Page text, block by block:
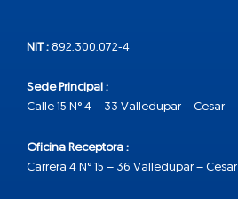
NIT : 892.300.072-4
Sede Principal :
Calle 15 N° 4 – 33 Valledupar – Cesar
Oficina Receptora :
Carrera 4 N° 15 – 36 Valledupar – Cesar